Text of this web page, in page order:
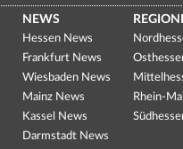
NEWS
Hessen News
Frankfurt News
Wiesbaden News
Mainz News
Kassel News
Darmstadt News
Rhein-